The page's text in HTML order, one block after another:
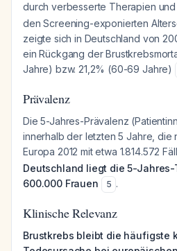
durch verbesserte Therapien
den Screening-exponierten
zeigte sich in Deutschland von
ein Rückgang der
Jahre) bzw. 21,2% (60-69 Jahre)
Prävalenz
Die 5-Jahres-Prävalenz
innerhalb der letzten 5 Jahre,
Europa 2012 mit etwa 1.814.572
Deutschland liegt die 5-
600.000 Frauen
5 .
Klinische Relevanz
Brustkrebs bleibt die häufigste